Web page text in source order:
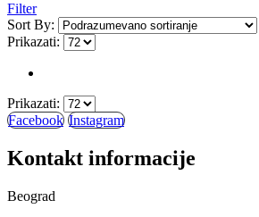
Filter
Sort By:
Prikazati:
Prikazati:
Facebook Instagram
Kontakt informacije
Beograd